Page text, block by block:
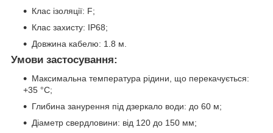
Клас ізоляції: F;
Клас захисту: IP68;
Довжина кабелю: 1.8 м.
Умови застосування:
Максимальна температура рідини, що перекачується:
+35 °C;
Глибина занурення під дзеркало води: до 60 м;
Діаметр свердловини: від 120 до 150 мм;